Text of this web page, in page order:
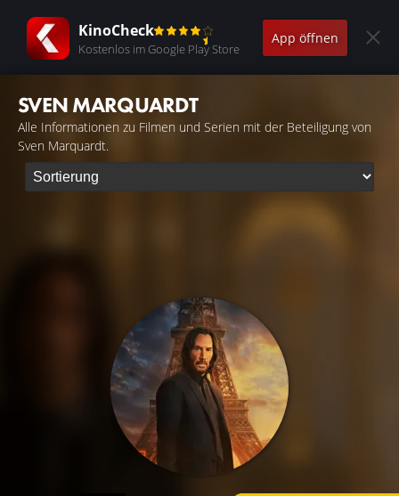
KinoCheck
Kostenlos im Google Play Store
App öffnen
SVEN MARQUARDT
Alle Informationen zu Filmen und Serien mit der Beteiligung von
Sven Marquardt.